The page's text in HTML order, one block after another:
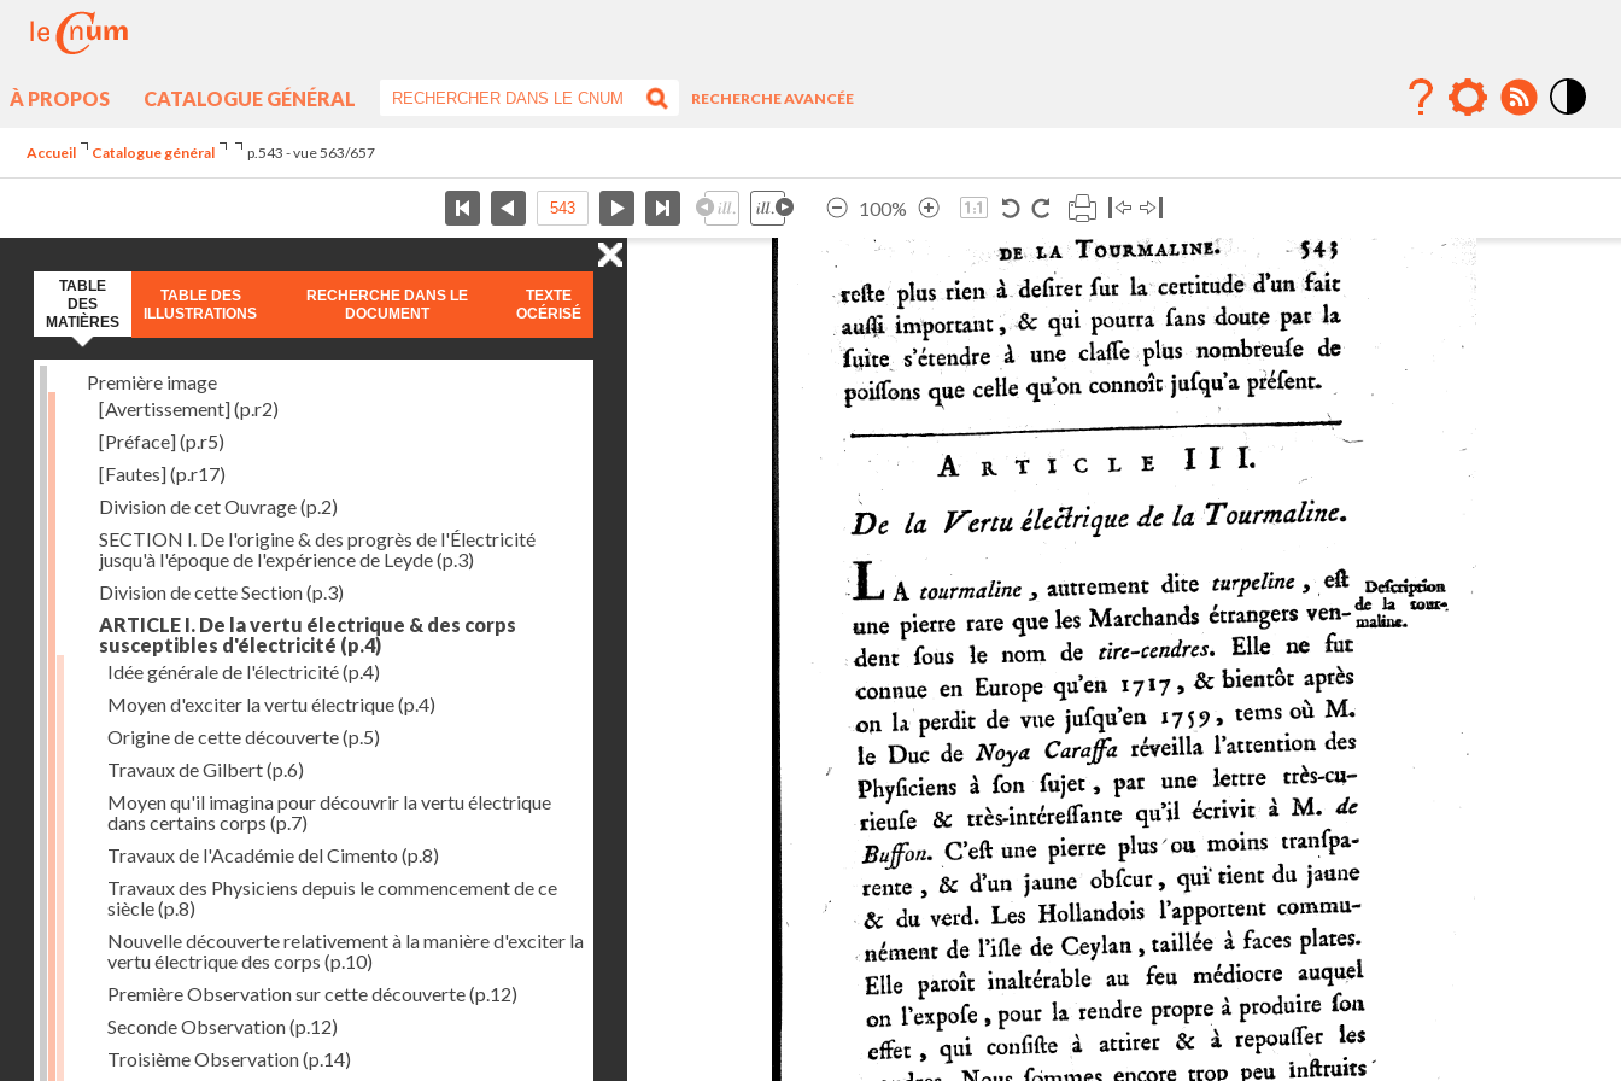
À PROPOS CATALOGUE GÉNÉRAL
RECHERCHE AVANCÉE
Accueil Catalogue général p.543 - vue 563/657
100%
TABLE
DES
MATIÈRES
TABLE DES
ILLUSTRATIONS
RECHERCHE DANS LE
DOCUMENT
TEXTE
OCÉRISÉ
Première image
[Avertissement](p.r2)
[Préface](p.r5)
[Fautes](p.r17)
Division de cet Ouvrage(p.2)
SECTION I. De l'origine & des progrès de l'Électricité
jusqu'à l'époque de l'expérience de Leyde(p.3)
Division de cette Section(p.3)
ARTICLE I. De la vertu électrique & des corps
susceptibles d'électricité (p.4)
Idée générale de l'électricité(p.4)
Moyen d'exciter la vertu électrique(p.4)
Origine de cette découverte(p.5)
Travaux de Gilbert(p.6)
Moyen qu'il imagina pour découvrir la vertu électrique
dans certains corps (p.7)
Travaux de l'Académie del Cimento (p.8)
Travaux des Physiciens depuis le commencement de ce
siècle(p.8)
Nouvelle découverte relativement à la manière d'exciter la
vertu électrique des corps (p.10)
Première Observation sur cette découverte(p.12)
Seconde Observation(p.12)
Troisième Observation(p.14)